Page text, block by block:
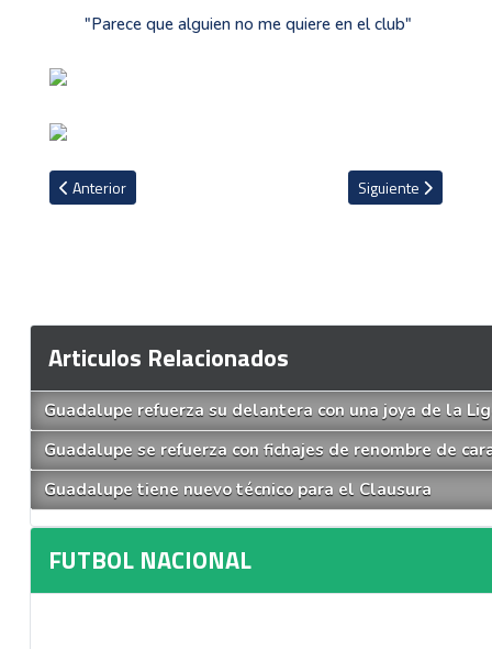
"Parece que alguien no me quiere en el club"
Artículo anterior: VIDEO: Óscar Ramírez feliz con respuesta de
Anterior Artículo siguiente:
Siguiente
Articulos Relacionados
Guadalupe refuerza su delantera con una joya de la
Guadalupe se refuerza con fichajes de renombre de
Guadalupe tiene nuevo técnico para el Clausura
FUTBOL NACIONAL